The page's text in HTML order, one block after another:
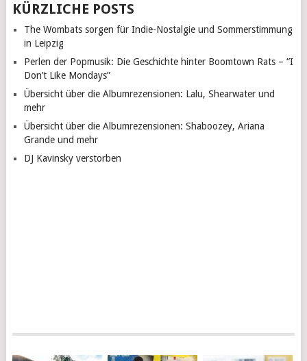
KÜRZLICHE POSTS
The Wombats sorgen für Indie-Nostalgie und Sommerstimmung
in Leipzig
Perlen der Popmusik: Die Geschichte hinter Boomtown Rats – “I
Don’t Like Mondays”
Übersicht über die Albumrezensionen: Lalu, Shearwater und
mehr
Übersicht über die Albumrezensionen: Shaboozey, Ariana
Grande und mehr
DJ Kavinsky verstorben